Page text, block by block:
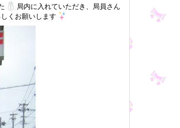
局内に入れていただき、局員さん
くお願いします